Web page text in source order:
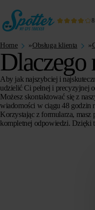
Home »Obsługa klienta »
Dlaczego
Aby jak najszybciej i
udzielić Ci pełnej i precyzyjnej
Możesz skontaktować się z
wiadomości w ciągu 48 godzin
Korzystając z formularza, masz
kompletnej odpowiedzi. Dzięki